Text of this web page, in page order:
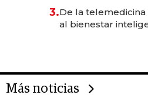
las marcas "fast
3.De la telemedicina
al bienestar
Más noticias